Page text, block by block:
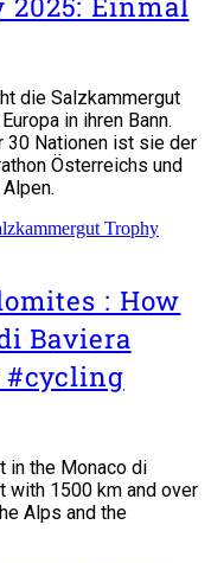
die Salzkammergut
in ihren Bann.
30 Nationen ist sie der
Österreichs und
Trophy
: How
Baviera
#cycling
in the Monaco di
with 1500 km and over
Alps and the